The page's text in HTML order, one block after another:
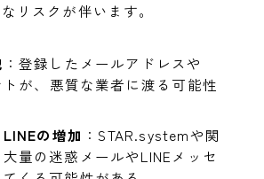
リスクが伴います。
：登録したメールアドレスや
トが、悪質な業者に渡る可能性
の増加 ：STAR.systemや関
量の迷惑メールやLINEメッセ